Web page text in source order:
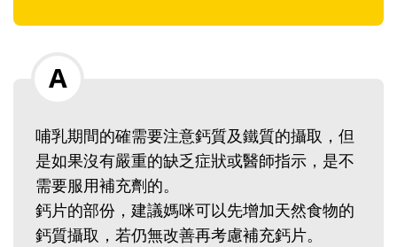
哺乳期間的確需要注意鈣質及鐵質的攝取，但
是如果沒有嚴重的缺乏症狀或醫師指示，是不
需要服用補充劑的。
鈣片的部份，建議媽咪可以先增加天然食物的
鈣質攝取，若仍無改善再考慮補充鈣片。